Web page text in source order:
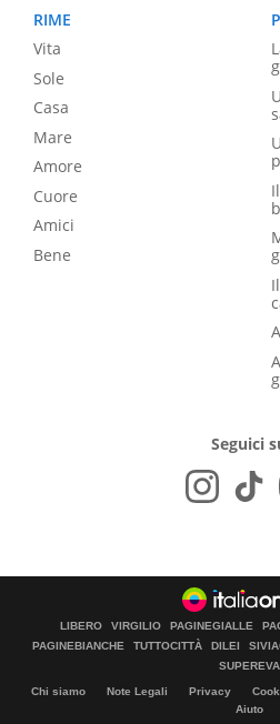
RIME
Vita
Sole
Casa
Mare
Amore
Cuore
Amici
Bene
Seguici
LIBERO VIRGILIO PAGINEGIALLE
PAGINEBIANCHE
TUTTOCITTÀ DILEI
SUPEREVA
Chi siamo Note Legali Privacy
Aiuto